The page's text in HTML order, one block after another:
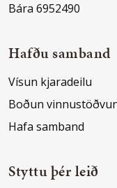
Bára 6952490
Hafðu samband
Vísun kjaradeilu
Boðun
Hafa samband
Styttu þér leið